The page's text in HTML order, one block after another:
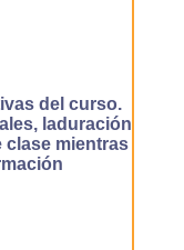
del curso.
laduración
clase mientras